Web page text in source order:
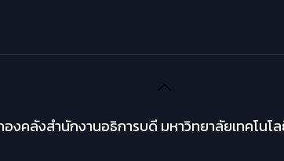
งคลังสำนักงานอธิการบดี มหาวิทยาลัยเทคโนโ